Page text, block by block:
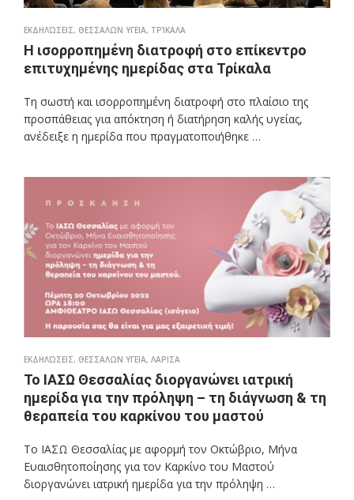
ΕΚΔΗΛΏΣΕΙΣ, ΘΕΣΣΑΛΩΝ ΥΓΕΙΑ, ΤΡΊΚΑΛΑ
Η ισορροπημένη διατροφή στο επίκεντρο
επιτυχημένης ημερίδας στα Τρίκαλα
Τη σωστή και ισορροπημένη διατροφή στο πλαίσιο της
προσπάθειας για απόκτηση ή διατήρηση καλής υγείας,
ανέδειξε η ημερίδα που πραγματοποιήθηκε …
ΕΚΔΗΛΏΣΕΙΣ, ΘΕΣΣΑΛΩΝ ΥΓΕΙΑ, ΛΑΡΙΣΑ
Το ΙΑΣΩ Θεσσαλίας διοργανώνει ιατρική
ημερίδα για την πρόληψη – τη διάγνωση & τη
θεραπεία του καρκίνου του μαστού
Το ΙΑΣΩ Θεσσαλίας με αφορμή τον Οκτώβριο, Mήνα
Ευαισθητοποίησης για τον Καρκίνο του Μαστού
διοργανώνει ιατρική ημερίδα για την πρόληψη …